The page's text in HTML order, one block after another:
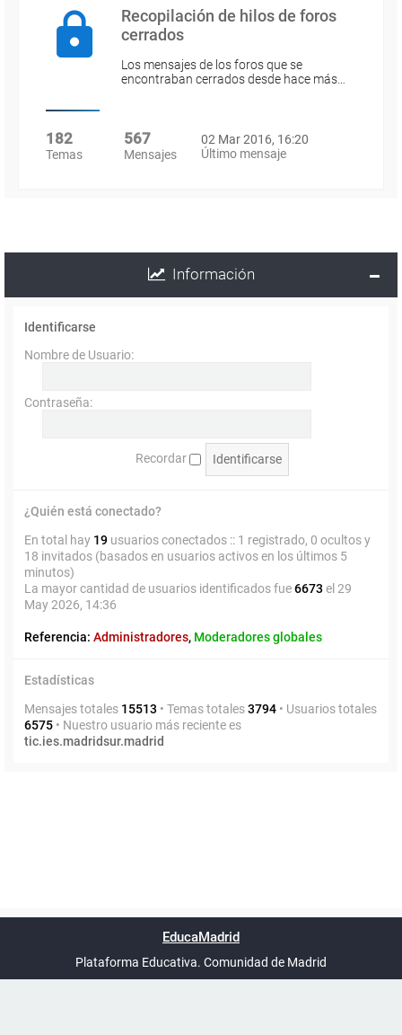
Recopilación de hilos de foros
cerrados
Los mensajes de los foros que se
encontraban cerrados desde hace más…
182
Temas
567
Mensajes
02 Mar 2016, 16:20
Último mensaje
Información
Identificarse
Nombre de Usuario:
Contraseña:
Recordar
¿Quién está conectado?
En total hay 19 usuarios conectados :: 1 registrado, 0 ocultos y
18 invitados (basados en usuarios activos en los últimos 5
minutos)
La mayor cantidad de usuarios identificados fue6673 el 29
May 2026, 14:36
Referencia: Administradores, Moderadores globales
Estadísticas
Mensajes totales 15513 • Temas totales3794 • Usuarios totales
6575 • Nuestro usuario más reciente es
tic.ies.madridsur.madrid
UTC+02:00
phpBB España
EducaMadrid
Plataforma Educativa. Comunidad de Madrid